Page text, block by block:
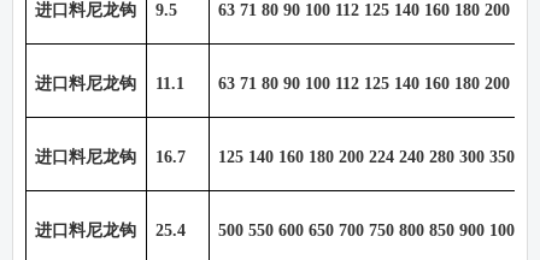
进口料尼龙钩 9.5 63 71 80 90 100 112 125 140 160 180 200
进口料尼龙钩 11.1 63 71 80 90 100 112 125 140 160 180 200
进口料尼龙钩 16.7 125 140 160 180 200 224 240 280 300 350
进口料尼龙钩 25.4 500 550 600 650 700 750 800 850 900 1000